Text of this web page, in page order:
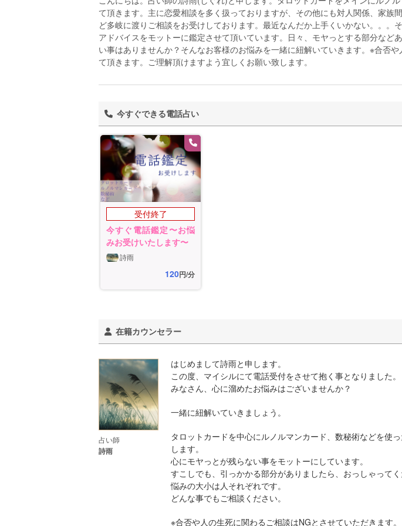
て頂きます。主に恋愛相談を多く扱っておりますが、その他にも対人関係、家族
ど多岐に渡りご相談をお受けしております。最近なんだか上手くいかない。。。
アドバイスをモットーに鑑定させて頂いています。日々、モヤっとする部分など
い事はありませんか？そんなお客様のお悩みを一緒に紐解いていきます。※合否
て頂きます。ご理解頂けますよう宜しくお願い致します。
今すぐできる電話占い
受付終了
今すぐ電話鑑定〜お悩
みお受けいたします〜
詩雨
120円/分
在籍カウンセラー
占い師
詩雨
はじめまして詩雨と申します。
この度、マイシルにて電話受付をさせて抱く事となりました。
みなさん、心に溜めたお悩みはございませんか？
一緒に紐解いていきましょう。
タロットカードを中心にルノルマンカード、数秘術などを使
します。
心にモヤっとが残らない事をモットーにしています。
すこしでも、引っかかる部分がありましたら、おっしゃってく
悩みの大小は人それぞれです。
どんな事でもご相談ください。
※合否や人の生死に関わるご相談はNGとさせていただきます。